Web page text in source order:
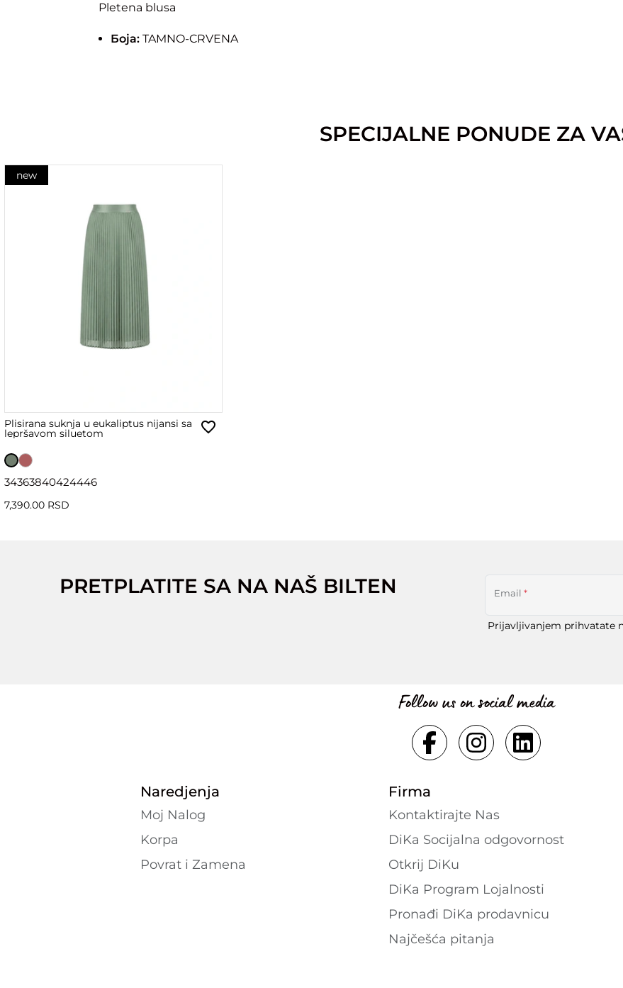
Pletena blusa
Боја: TAMNO-CRVENA
SPECIJALNE PONUDE ZA
new
Plisirana suknja u eukaliptus nijansi sa
lepršavom siluetom
34363840424446
7,390.00 RSD
PRETPLATITE SA NA NAŠ BILTEN Email *
Prijavljivanjem prihvatate
Follow us on social media
Naredjenja
Moj Nalog
Korpa
Povrat i Zamena
Firma
Kontaktirajte Nas
DiKa Socijalna odgovornost
Otkrij DiKu
DiKa Program Lojalnosti
Pronađi DiKa prodavnicu
Najčešća pitanja